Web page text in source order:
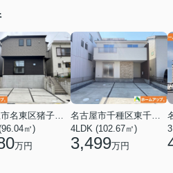
㎡)
万円
4LDK (102.67㎡)
3,499万円